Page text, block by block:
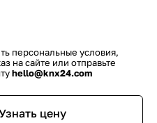
персональные условия,
на сайте или отправьте
hello@knx24.com
цену